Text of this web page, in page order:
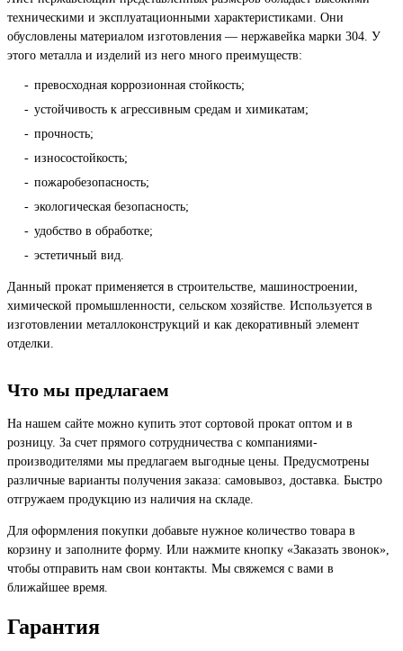
техническими и эксплуатационными характеристиками. Они
обусловлены материалом изготовления — нержавейка марки 304. У
этого металла и изделий из него много преимуществ:
превосходная коррозионная стойкость;
устойчивость к агрессивным средам и химикатам;
прочность;
износостойкость;
пожаробезопасность;
экологическая безопасность;
удобство в обработке;
эстетичный вид.
Данный прокат применяется в строительстве, машиностроении,
химической промышленности, сельском хозяйстве. Используется в
изготовлении металлоконструкций и как декоративный элемент
отделки.
Что мы предлагаем
На нашем сайте можно купить этот сортовой прокат оптом и в
розницу. За счет прямого сотрудничества с компаниями-
производителями мы предлагаем выгодные цены. Предусмотрены
различные варианты получения заказа: самовывоз, доставка. Быстро
отгружаем продукцию из наличия на складе.
Для оформления покупки добавьте нужное количество товара в
корзину и заполните форму. Или нажмите кнопку «Заказать звонок»,
чтобы отправить нам свои контакты. Мы свяжемся с вами в
ближайшее время.
Гарантия